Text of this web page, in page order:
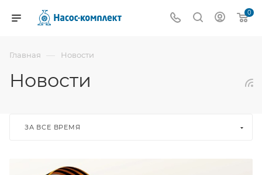
0
Главная — Новости
Новости
ЗА ВСЕ ВРЕМЯ